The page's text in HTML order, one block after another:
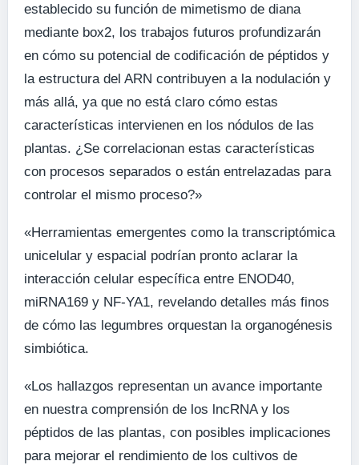
establecido su función de mimetismo de diana
mediante box2, los trabajos futuros profundizarán
en cómo su potencial de codificación de péptidos y
la estructura del ARN contribuyen a la nodulación y
más allá, ya que no está claro cómo estas
características intervienen en los nódulos de las
plantas. ¿Se correlacionan estas características
con procesos separados o están entrelazadas para
controlar el mismo proceso?»
«Herramientas emergentes como la transcriptómica
unicelular y espacial podrían pronto aclarar la
interacción celular específica entre ENOD40,
miRNA169 y NF-YA1, revelando detalles más finos
de cómo las legumbres orquestan la organogénesis
simbiótica.
«Los hallazgos representan un avance importante
en nuestra comprensión de los lncRNA y los
péptidos de las plantas, con posibles implicaciones
para mejorar el rendimiento de los cultivos de